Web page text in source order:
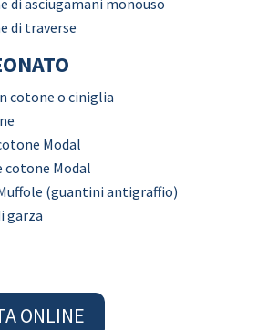
di asciugamani monouso
di traverse
cotone o ciniglia
Modal
cotone Modal
(guantini antigraffio)
garza
ONLINE